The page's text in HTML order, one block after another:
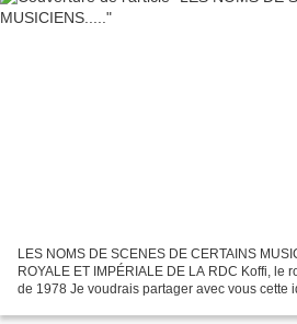
LES NOMS DE SCENES DE CERTAINS
ROYALE ET IMPÉRIALE DE LA RDC Koffi, le
de 1978 Je voudrais partager avec vous cette